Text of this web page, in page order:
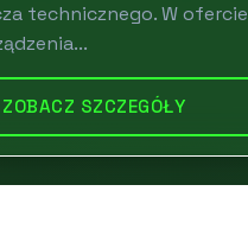
technicznego. W ofercie
ZOBACZ SZCZEGÓŁY